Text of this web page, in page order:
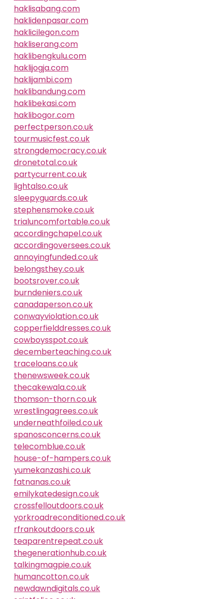
haklisabang.com
haklidenpasar.com
haklicilegon.com
hakliserang.com
haklibengkulu.com
haklijogja.com
haklijambi.com
haklibandung.com
haklibekasi.com
haklibogor.com
perfectperson.co.uk
tourmusicfest.co.uk
strongdemocracy.co.uk
dronetotal.co.uk
partycurrent.co.uk
lightalso.co.uk
sleepyguards.co.uk
stephensmoke.co.uk
trialuncomfortable.co.uk
accordingchapel.co.uk
accordingoversees.co.uk
annoyingfunded.co.uk
belongsthey.co.uk
bootsrover.co.uk
burndeniers.co.uk
canadaperson.co.uk
conwayviolation.co.uk
copperfielddresses.co.uk
cowboysspot.co.uk
decemberteaching.co.uk
traceloans.co.uk
thenewsweek.co.uk
thecakewala.co.uk
thomson-thorn.co.uk
wrestlingagrees.co.uk
underneathfoiled.co.uk
spanosconcerns.co.uk
telecomblue.co.uk
house-of-hampers.co.uk
yumekanzashi.co.uk
fatnanas.co.uk
emilykatedesign.co.uk
crossfelloutdoors.co.uk
yorkroadreconditioned.co.uk
rfrankoutdoors.co.uk
teaparentrepeat.co.uk
thegenerationhub.co.uk
talkingmagpie.co.uk
humancotton.co.uk
newdawndigitals.co.uk